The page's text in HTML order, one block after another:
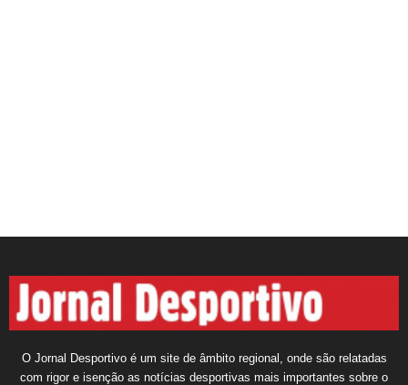
O Jornal Desportivo é um site de âmbito regional, onde são relatadas
com rigor e isenção as notícias desportivas mais importantes sobre o